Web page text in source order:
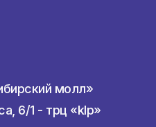
молл»
6/1 - трц «klp»